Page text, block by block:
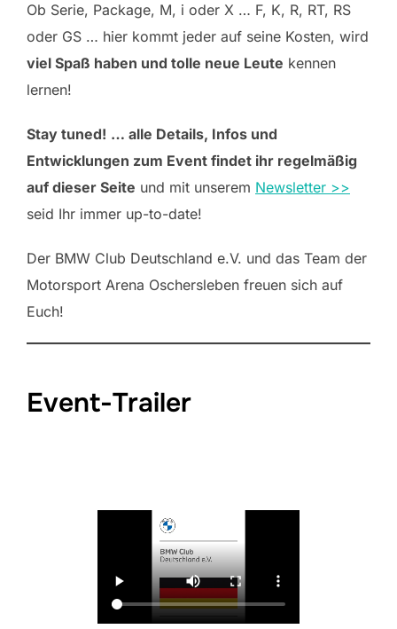
Ob Serie, Package, M, i oder X … F, K, R, RT, RS
oder GS … hier kommt jeder auf seine Kosten, wird
viel Spaß haben und tolle neue Leute kennen
lernen!
Stay tuned! … alle Details, Infos und
Entwicklungen zum Event findet ihr regelmäßig
auf dieser Seite und mit unserem Newsletter >>
seid Ihr immer up-to-date!
Der BMW Club Deutschland e.V. und das Team der
Motorsport Arena Oschersleben freuen sich auf
Euch!
Event-Trailer